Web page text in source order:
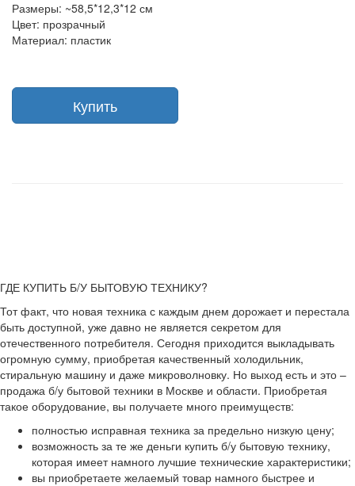
Размеры: ~58,5*12,3*12 см
Цвет: прозрачный
Материал: пластик
ГДЕ КУПИТЬ Б/У БЫТОВУЮ ТЕХНИКУ?
Тот факт, что новая техника с каждым днем дорожает и перестала
быть доступной, уже давно не является секретом для
отечественного потребителя. Сегодня приходится выкладывать
огромную сумму, приобретая качественный холодильник,
стиральную машину и даже микроволновку. Но выход есть и это –
продажа б/у бытовой техники в Москве и области. Приобретая
такое оборудование, вы получаете много преимуществ:
полностью исправная техника за предельно низкую цену;
возможность за те же деньги купить б/у бытовую технику,
которая имеет намного лучшие технические характеристики;
вы приобретаете желаемый товар намного быстрее и